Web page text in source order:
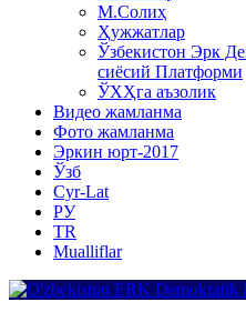
М.Солиҳ
Ҳужжатлар
Ўзбекистон Эрк
сиёсий Платформи
ЎХҲга аъзолик
Видео жамланма
Фото жамланма
Эркин юрт-2017
Ўзб
Cyr-Lat
РУ
TR
Mualliflar